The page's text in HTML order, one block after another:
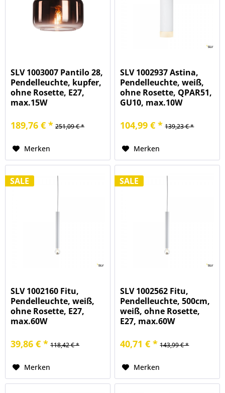
SLV 1003007 Pantilo 28,
Pendelleuchte, kupfer,
ohne Rosette, E27,
max.15W
189,76 € * 251,09 € *
Merken
SLV 1002937 Astina,
Pendelleuchte, weiß,
ohne Rosette, QPAR51,
GU10, max.10W
104,99 € * 139,23 € *
Merken
SALE
SLV 1002160 Fitu,
Pendelleuchte, weiß,
ohne Rosette, E27,
max.60W
39,86 € * 118,42 € *
Merken
SALE
SLV 1002562 Fitu,
Pendelleuchte, 500cm,
weiß, ohne Rosette,
E27, max.60W
40,71 € * 143,99 € *
Merken